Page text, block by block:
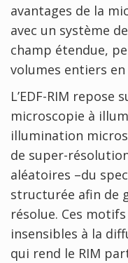
avantages de la
avec un système
champ étendue,
volumes entiers
L’EDF-RIM
microscopie à
illumination
de super-
aléatoires –du
structurée afin de
résolue. Ces
insensibles à la
qui rend le RIM